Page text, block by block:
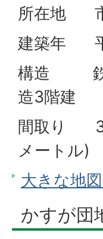
所在地
建築年
構造 鉄
造3階建
間取り
メートル)
大きな地
かすが団